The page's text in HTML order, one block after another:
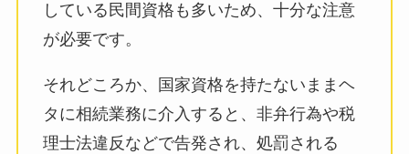
している民間資格も多いため、十分な注意
が必要です。
それどころか、国家資格を持たないままヘ
タに相続業務に介入すると、非弁行為や税
理士法違反などで告発され、処罰される